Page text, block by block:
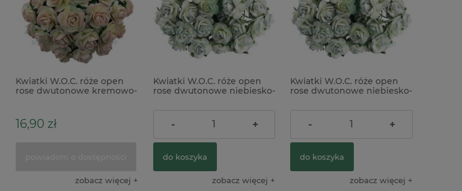
Kwiatki W.O.C. róże open
rose dwutonowe kremowo-
16,90 zł
zobacz więcej
Kwiatki W.O.C. róże open
rose dwutonowe niebiesko-
24,01 zł
- +
do koszyka
zobacz więcej
Kwiatki W.O.C. róże open
rose dwutonowe niebiesko-
16,90 zł
- +
do koszyka
zobacz więcej